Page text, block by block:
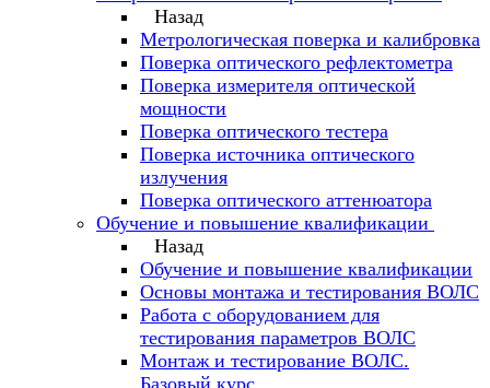
Назад
Метрологическая поверка и калибровка
Поверка оптического рефлектометра
Поверка измерителя оптической
мощности
Поверка оптического тестера
Поверка источника оптического
излучения
Поверка оптического аттенюатора
Обучение и повышение квалификации
Назад
Обучение и повышение квалификации
Основы монтажа и тестирования ВОЛС
Работа с оборудованием для
тестирования параметров ВОЛС
Монтаж и тестирование ВОЛС.
Базовый курс